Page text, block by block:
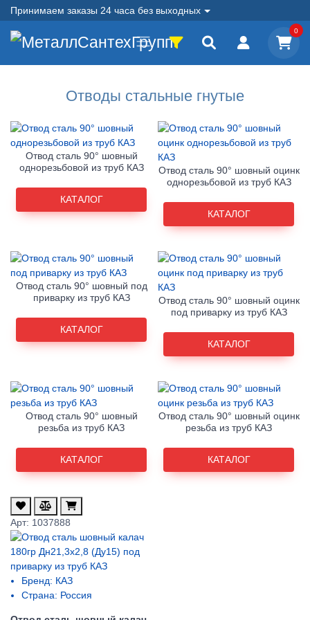
Принимаем заказы 24 часа без выходных
0
Отводы стальные гнутые
Отвод сталь 90° шовный
однорезьбовой из труб КАЗ
КАТАЛОГ
Отвод сталь 90° шовный оцинк
однорезьбовой из труб КАЗ
КАТАЛОГ
Отвод сталь 90° шовный под
приварку из труб КАЗ
КАТАЛОГ
Отвод сталь 90° шовный оцинк
под приварку из труб КАЗ
КАТАЛОГ
Отвод сталь 90° шовный
резьба из труб КАЗ
КАТАЛОГ
Отвод сталь 90° шовный оцинк
резьба из труб КАЗ
КАТАЛОГ
Арт: 1037888
Бренд: КАЗ
Страна: Россия